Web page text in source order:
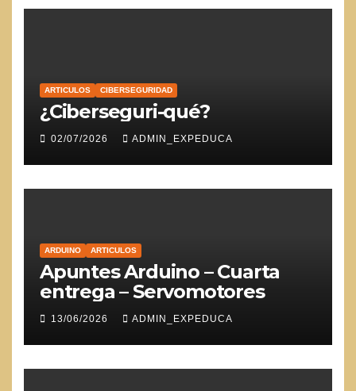
ARTICULOS CIBERSEGURIDAD
¿Ciberseguri-qué?
02/07/2026 ADMIN_EXPEDUCA
ARDUINO ARTICULOS
Apuntes Arduino – Cuarta
entrega – Servomotores
13/06/2026 ADMIN_EXPEDUCA